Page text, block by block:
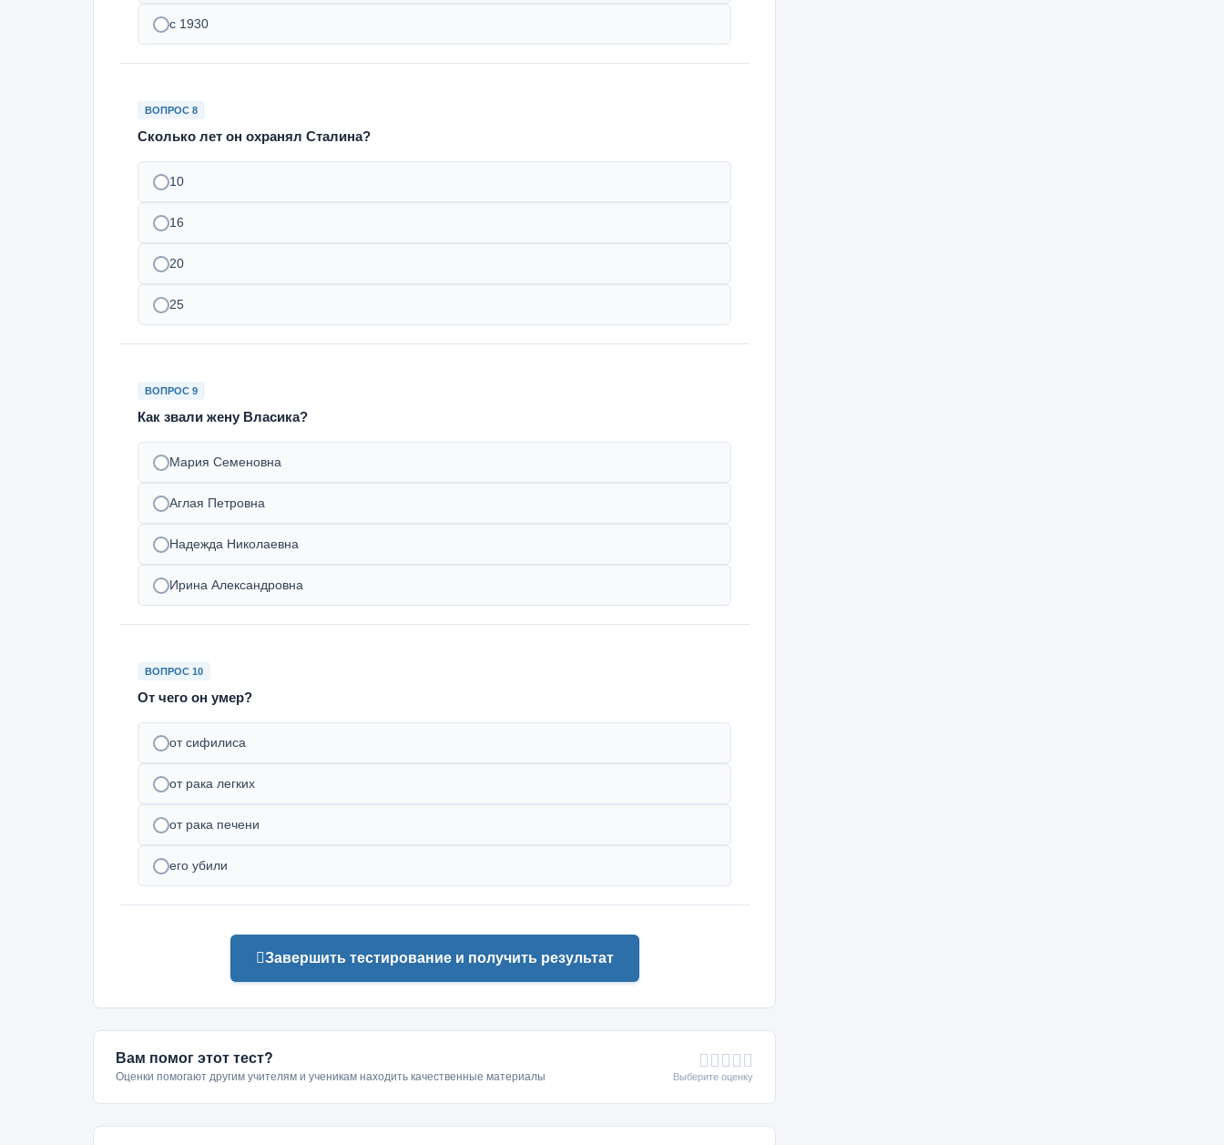
с 1930
ВОПРОС 8
Сколько лет он охранял Сталина?
10
16
20
25
ВОПРОС 9
Как звали жену Власика?
Мария Семеновна
Аглая Петровна
Надежда Николаевна
Ирина Александровна
ВОПРОС 10
От чего он умер?
от сифилиса
от рака легких
от рака печени
его убили
Завершить тестирование и получить результат
Вам помог этот тест?
Оценки помогают другим учителям и ученикам находить качественные материалы Выберите оценку